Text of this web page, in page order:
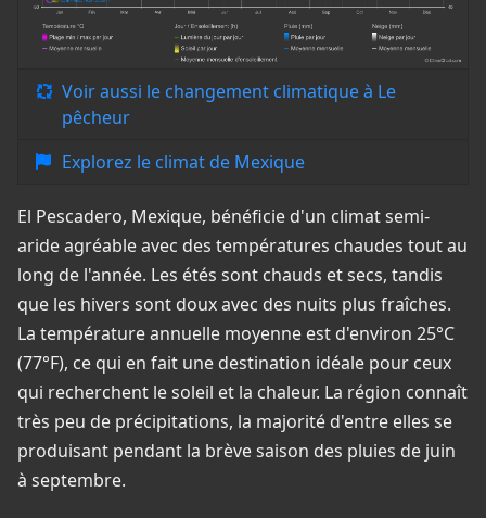
Voir aussi le changement climatique à Le
pêcheur
Explorez le climat de Mexique
El Pescadero, Mexique, bénéficie d'un climat semi-
aride agréable avec des températures chaudes tout au
long de l'année. Les étés sont chauds et secs, tandis
que les hivers sont doux avec des nuits plus fraîches.
La température annuelle moyenne est d'environ 25°C
(77°F), ce qui en fait une destination idéale pour ceux
qui recherchent le soleil et la chaleur. La région connaît
très peu de précipitations, la majorité d'entre elles se
produisant pendant la brève saison des pluies de juin
à septembre.